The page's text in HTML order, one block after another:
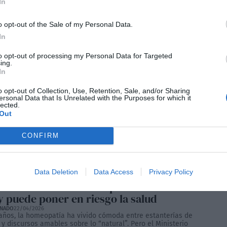
opt-out of the Sale of my Personal Data.
opt-out of processing my Personal Data for Targeted
opt-out of Collection, Use, Retention, Sale, and/or Sharing
Data that Is Unrelated with the Purposes for which it
CONFIRM
Data Deletion Data Access Privacy Policy
Más Madrid pone en
de izquierdas de
y líder de Más Madrid, Mónica García, reclamaba a los
que dé perspectiva de futuro”, que sea lo
de quién la lidera. “El espacio progresista no ha...
desmonta la homeopatía: no cura
puede poner en riesgo la salud
22/04/2026
la homeopatía ha vivido cómoda entre estanterías de
discursos amables sobre lo “natural”. Pero el Ministerio